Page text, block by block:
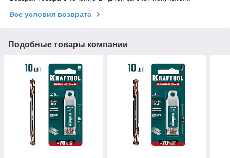
Все условия возврата
Подобные товары компании